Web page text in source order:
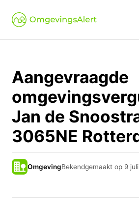
Aangevraagde
Jan de
3065NE
OmgevingBekendgemaakt op 9